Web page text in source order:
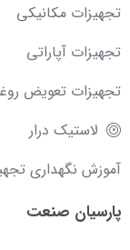
تجهیزات مکانیکی
تجهیزات آپاراتی
تجهیزات تعویض
لاستیک درار
آموزش نگهداری
پارسیان صنعت